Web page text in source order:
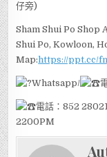
仔旁)
Sham Shui Po Shop
Shui Po, Kowloon,
Map:https://ppt.cc/
Whatsapp/
電話：852
2200PM